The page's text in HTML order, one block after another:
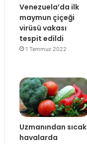
Venezuela’da ilk
maymun çiçeği
virüsü vakası
tespit edildi
1 Temmuz 2022
Uzmanından sıcak
havalarda